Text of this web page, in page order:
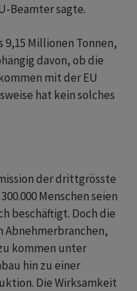
Beamter sagte.
Millionen Tonnen,
davon, ob die
mit der EU
hat kein solches
der drittgrösste
Menschen seien
beschäftigt. Doch die
Abnehmerbranchen,
kommen unter
hin zu einer
Die Wirksamkeit